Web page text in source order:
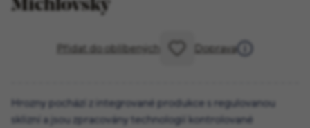
Michlovský
Přidat do oblíbených Doprava
Hrozny pochází z integrované produkce s regulovanou
sklizní a jsou zpracovány technologií kontrolované